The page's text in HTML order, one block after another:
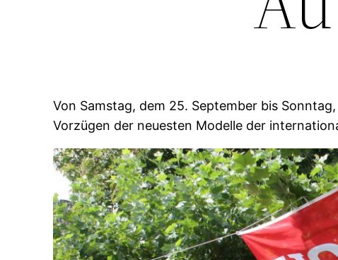
Von Samstag, dem 25. September bis
Vorzügen der neuesten Modelle der